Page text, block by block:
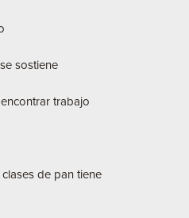
sostiene
trabajo
de pan tiene